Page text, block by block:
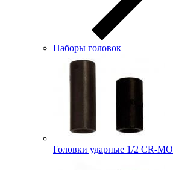
Наборы головок
Головки ударные 1/2 CR-MO